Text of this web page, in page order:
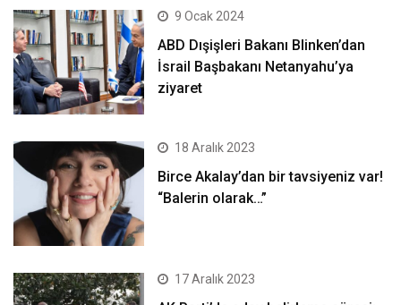
9 Ocak 2024
ABD Dışişleri Bakanı Blinken’dan
İsrail Başbakanı Netanyahu’ya
ziyaret
18 Aralık 2023
Birce Akalay’dan bir tavsiyeniz var!
“Balerin olarak…”
17 Aralık 2023